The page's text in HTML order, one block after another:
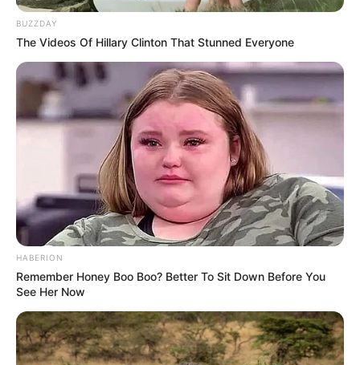
Breking News Gujarat Gujarat News
Latest News
આપઘાત
સુરત
અમારી યુટ્યુબ ચેનલ ને Subscribe કરો
BUZZDAY
The Videos Of Hillary Clinton That Stunned Everyone
HABERION
Remember Honey Boo Boo? Better To Sit Down Before You
See Her Now